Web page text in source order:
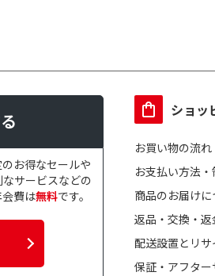
お得なセールや
サービスなどの
費は無料です。
ショッ
お買い物の流れ
お支払い方法
商品のお届けに
返品・交換・
配送設置とリ
保証・アフタ